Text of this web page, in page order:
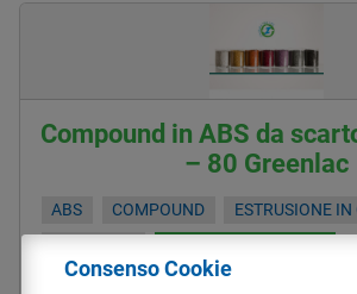
Compound in ABS da
– 80 Greenlac
ABS COMPOUND
ESTRUSIONE
Consenso Cookie